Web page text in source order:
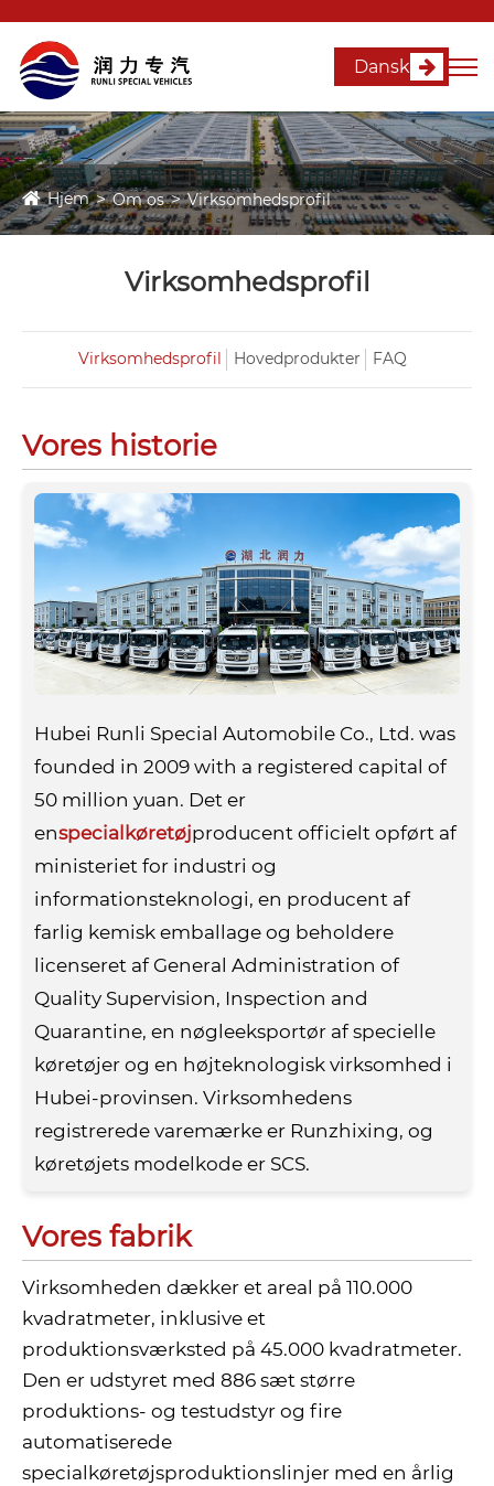
Dansk
Hjem Om os Virksomhedsprofil
Virksomhedsprofil
Virksomhedsprofil Hovedprodukter FAQ
Vores historie
Hubei Runli Special Automobile Co., Ltd. was
founded in 2009 with a registered capital of
50 million yuan. Det er
enspecialkøretøjproducent officielt opført af
ministeriet for industri og
informationsteknologi, en producent af
farlig kemisk emballage og beholdere
licenseret af General Administration of
Quality Supervision, Inspection and
Quarantine, en nøgleeksportør af specielle
køretøjer og en højteknologisk virksomhed i
Hubei-provinsen. Virksomhedens
registrerede varemærke er Runzhixing, og
køretøjets modelkode er SCS.
Vores fabrik
Virksomheden dækker et areal på 110.000
kvadratmeter, inklusive et
produktionsværksted på 45.000 kvadratmeter.
Den er udstyret med 886 sæt større
produktions- og testudstyr og fire
automatiserede
specialkøretøjsproduktionslinjer med en årlig